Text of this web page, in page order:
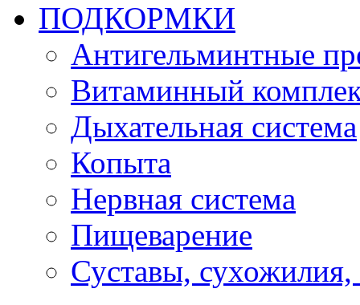
ПОДКОРМКИ
Антигельминтные
Витаминный
Дыхательная система
Копыта
Нервная система
Пищеварение
Суставы, сухожилия,